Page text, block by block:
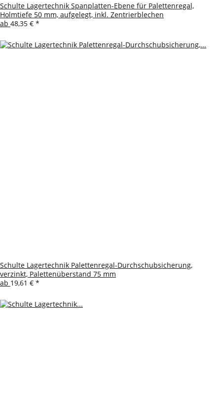
Schulte Lagertechnik Spanplatten-Ebene für Palettenregal,
Holmtiefe 50 mm, aufgelegt, inkl. Zentrierblechen
ab 48,35 € *
Schulte Lagertechnik Palettenregal-Durchschubsicherung,
verzinkt, Palettenüberstand 75 mm
ab 19,61 € *